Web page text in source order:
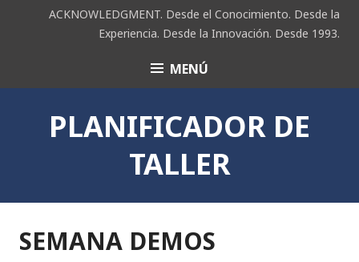
ACKNOWLEDGMENT. Desde el Conocimiento. Desde la
Experiencia. Desde la Innovación. Desde 1993.
ACK MENÚ
PLANIFICADOR DE
TALLER
SEMANA DEMOS